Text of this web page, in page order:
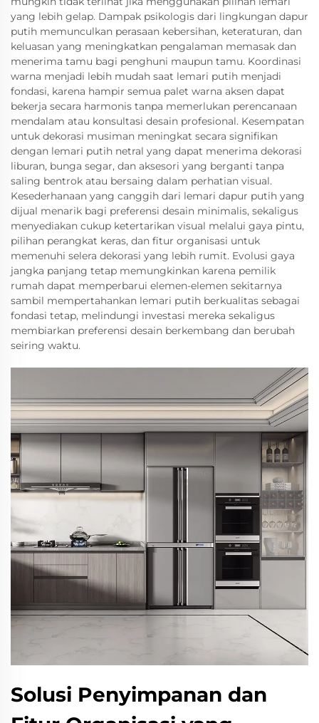
yang lebih gelap. Dampak psikologis dari lingkungan dapur
putih memunculkan perasaan kebersihan, keteraturan, dan
keluasan yang meningkatkan pengalaman memasak dan
menerima tamu bagi penghuni maupun tamu. Koordinasi
warna menjadi lebih mudah saat lemari putih menjadi
fondasi, karena hampir semua palet warna aksen dapat
bekerja secara harmonis tanpa memerlukan perencanaan
mendalam atau konsultasi desain profesional. Kesempatan
untuk dekorasi musiman meningkat secara signifikan
dengan lemari putih netral yang dapat menerima dekorasi
liburan, bunga segar, dan aksesori yang berganti tanpa
saling bentrok atau bersaing dalam perhatian visual.
Kesederhanaan yang canggih dari lemari dapur putih yang
dijual menarik bagi preferensi desain minimalis, sekaligus
menyediakan cukup ketertarikan visual melalui gaya pintu,
pilihan perangkat keras, dan fitur organisasi untuk
memenuhi selera dekorasi yang lebih rumit. Evolusi gaya
jangka panjang tetap memungkinkan karena pemilik
rumah dapat memperbarui elemen-elemen sekitarnya
sambil mempertahankan lemari putih berkualitas sebagai
fondasi tetap, melindungi investasi mereka sekaligus
membiarkan preferensi desain berkembang dan berubah
seiring waktu.
Solusi Penyimpanan dan